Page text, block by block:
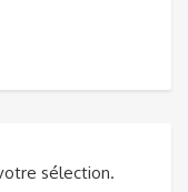
sélection.